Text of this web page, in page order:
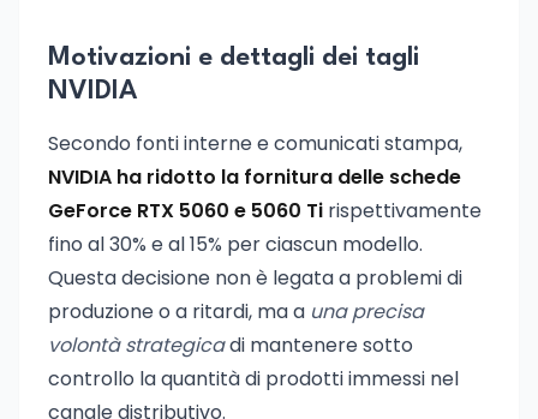
Motivazioni e dettagli dei tagli
NVIDIA
Secondo fonti interne e comunicati stampa,
NVIDIA ha ridotto la fornitura delle schede
GeForce RTX 5060 e 5060 Ti rispettivamente
fino al 30% e al 15% per ciascun modello.
Questa decisione non è legata a problemi di
produzione o a ritardi, ma a una precisa
volontà strategicadi mantenere sotto
controllo la quantità di prodotti immessi nel
canale distributivo.